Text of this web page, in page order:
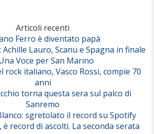
Articoli recenti
Ferro è diventato papà
Lauro, Scanu e Spagna in finale
Voce per San Marino
rock italiano, Vasco Rossi, compie 70
anni
torna questa sera sul palco di
Sanremo
sgretolato il record su Spotify
è record di ascolti. La seconda serata